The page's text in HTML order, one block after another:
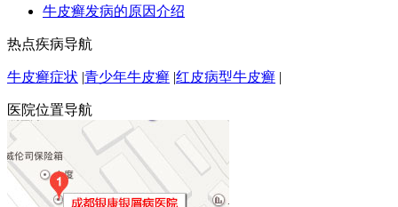
牛皮癣发病的原因介绍
热点疾病导航
牛皮癣症状 |青少年牛皮癣 |红皮病型牛皮癣 |
医院位置导航